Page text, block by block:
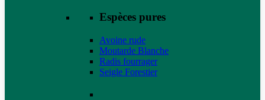
Espèces pures
Avoine rude
Moutarde Blanche
Radis fourrager
Seigle Forestier